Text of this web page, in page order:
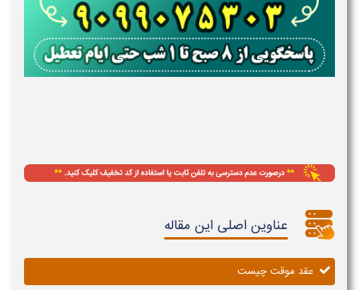
عناوین اصلی این مقاله
عقد موقت چیست